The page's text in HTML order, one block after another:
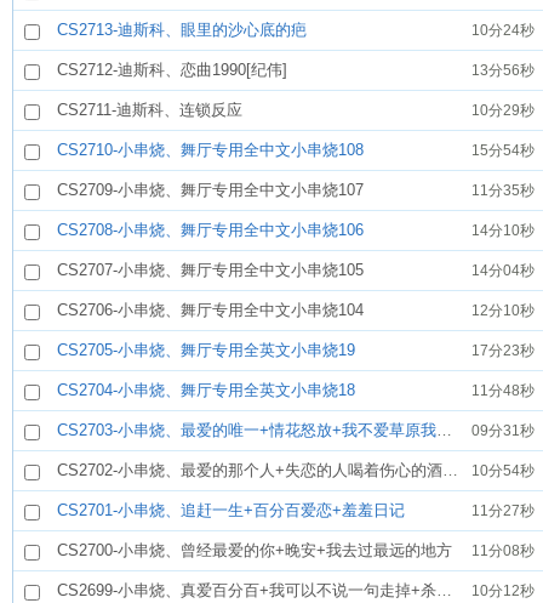
CS2713-迪斯科、眼里的沙心底的疤 10分24秒
CS2712-迪斯科、恋曲1990[纪伟] 13分56秒
CS2711-迪斯科、连锁反应 10分29秒
CS2710-小串烧、舞厅专用全中文小串烧108 15分54秒
CS2709-小串烧、舞厅专用全中文小串烧107 11分35秒
CS2708-小串烧、舞厅专用全中文小串烧106 14分10秒
CS2707-小串烧、舞厅专用全中文小串烧105 14分04秒
CS2706-小串烧、舞厅专用全中文小串烧104 12分10秒
CS2705-小串烧、舞厅专用全英文小串烧19 17分23秒
CS2704-小串烧、舞厅专用全英文小串烧18 11分48秒
CS2703-小串烧、最爱的唯一+情花怒放+我不爱草原我爱谁 09分31秒
CS2702-小串烧、最爱的那个人+失恋的人喝着伤心的酒+要么给我钱要么给我爱 10分54秒
CS2701-小串烧、追赶一生+百分百爱恋+羞羞日记 11分27秒
CS2700-小串烧、曾经最爱的你+晚安+我去过最远的地方 11分08秒
CS2699-小串烧、真爱百分百+我可以不说一句走掉+杀手锏 10分12秒